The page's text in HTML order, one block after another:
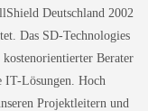
Deutschland 2002
Das SD-Technologies
kostenorientierter Berater
Lösungen. Hoch
Projektleitern und